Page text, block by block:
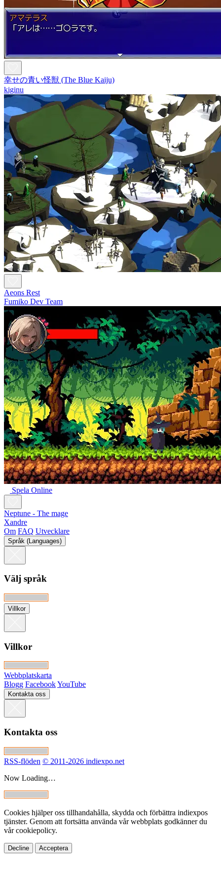
幸せの青い怪獣 (The Blue Kaiju)
kiginu
Aeons Rest
Fumiko Dev Team
Spela Online
Neptune - The mage
Xandre
Om FAQ Utvecklare
Språk (Languages)
Välj språk
Villkor
Villkor
Webbplatskarta
Blogg FacebookYouTube
Kontakta oss
Kontakta oss
RSS-flöden © 2011-2026 indiexpo.net
Now Loading…
Cookies hjälper oss tillhandahålla, skydda och förbättra indiexpos
tjänster. Genom att fortsätta använda vår webbplats godkänner du
vår cookiepolicy.
Decline Acceptera